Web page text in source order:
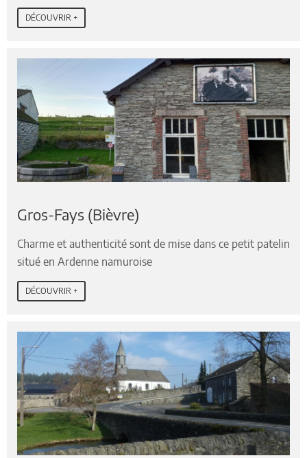
DÉCOUVRIR +
Gros-Fays (Bièvre)
Charme et authenticité sont de mise dans ce petit patelin
situé en Ardenne namuroise
DÉCOUVRIR +